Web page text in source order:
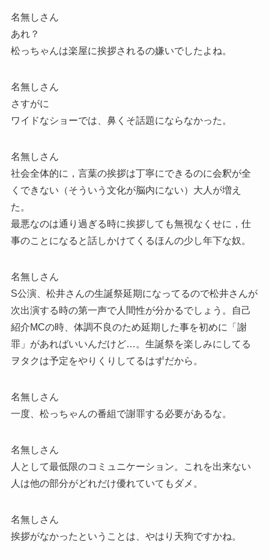
名無しさん
あれ？
松っちゃんは楽屋に挨拶されるの嫌いでしたよね。
名無しさん
さすがに
ワイドなショーでは、鼻くそ話題にならなかった。
名無しさん
社会全体的に，言葉の挨拶は丁寧にできるのに会釈が全
くできない（そういう文化が脳内にない）大人が増え
た。
最悪なのは通り過ぎる時に挨拶しても無視なくせに，仕
事のことになると話しかけてくるほんの少し年下な奴。
名無しさん
S公演、松井さんの生誕祭延期になってるので松井さんが
次出演する時の第一声で人間性が分かるでしょう。自己
紹介MCの時、体調不良のため延期した事を初めに「謝
罪」があればいいんだけど…。生誕祭を楽しみにしてる
ヲタクは予定をやりくりしてるはずだから。
名無しさん
一度、松っちゃんの番組で謝罪する必要があるな。
名無しさん
人として最低限のコミュニケーション。これを出来ない
人は他の部分がどれだけ優れていてもダメ。
名無しさん
挨拶がなかったということは、やはり天狗ですかね。